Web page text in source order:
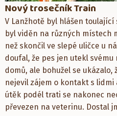
Nový trosečník Train
V Lanžhotě byl hlášen
byl viděn na různých místech
než skončil ve slepé uličce u
doufal, že pes jen utekl
domů, ale bohužel se ukázalo,
nejevil zájem o kontakt s
útěk podél trati se nakonec
převezen na veterinu. Dostal